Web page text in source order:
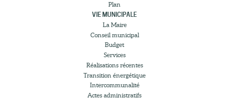
Plan
VIE MUNICIPALE
La Maire
Conseil municipal
Budget
Services
Réalisations récentes
Transition énergétique
Intercommunalité
Actes administratifs